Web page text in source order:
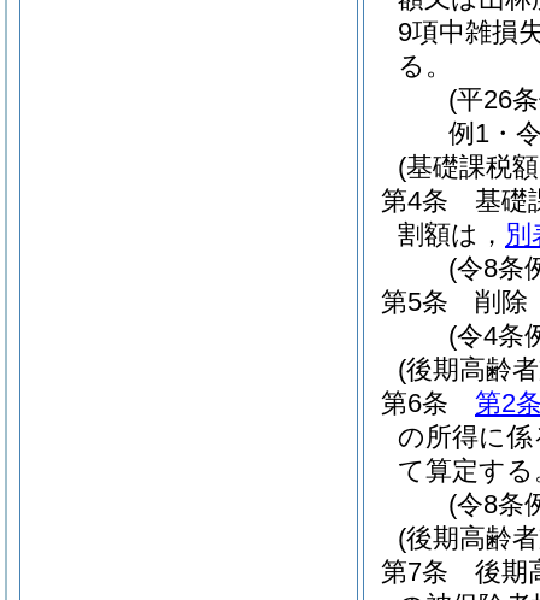
9項中雑損
る。
(平26
例1・
(基礎課税
第4条
基礎
割額は， 別
(令8条
第5条
削除
(令4条
(後期高齢
第6条
第2
の所得に
て算定する
(令8条
(後期高齢
第7条
後期